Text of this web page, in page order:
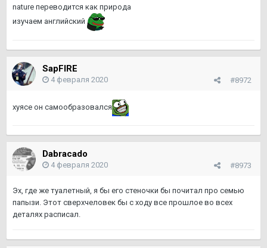
nature переводится как природа
изучаем английский
SapFIRE
#8972
4 февраля 2020
хуясе он самообразовался
Dabracado
#8973
4 февраля 2020
Эх, где же туалетный, я бы его стеночки бы почитал про семью
папызи. Этот сверхчеловек бы с ходу все прошлое во всех
деталях расписал.